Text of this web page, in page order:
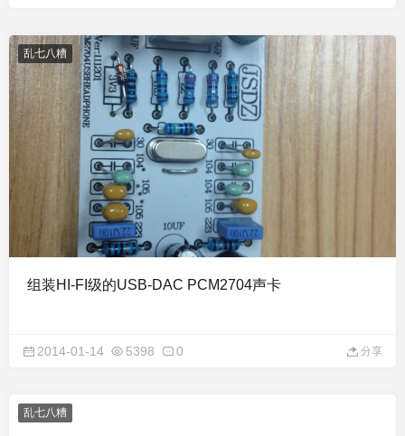
乱七八糟
组装HI-FI级的USB-DAC PCM2704声卡
2014-01-14 5398 0 分享
乱七八糟